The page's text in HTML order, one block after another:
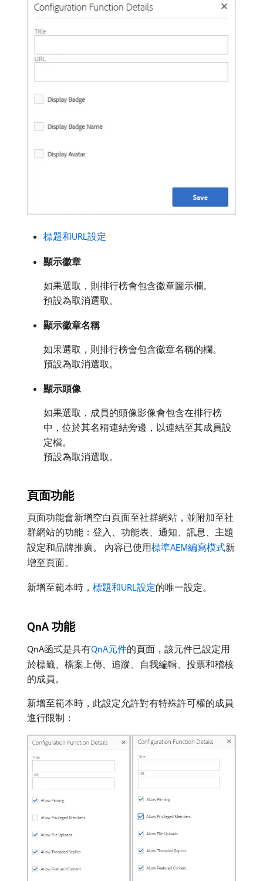
標題和URL設定
顯示徽章
如果選取，則排行榜會包含徽章圖示欄。
預設為取消選取。
顯示徽章名稱
如果選取，則排行榜會包含徽章名稱的欄。
預設為取消選取。
顯示頭像
如果選取，成員的頭像影像會包含在排行榜
中，位於其名稱連結旁邊，以連結至其成員設
定檔。
預設為取消選取。
頁面功能
頁面功能會新增空白頁面至社群網站，並附加至社
群網站的功能：登入、功能表、通知、訊息、主題
設定和品牌推廣。 內容已使用標準AEM編寫模式新
增至頁面。
新增至範本時， 標題和URL設定的唯一設定。
QnA 功能
QnA函式是具有QnA元件的頁面，該元件已設定用
於標籤、檔案上傳、追蹤、自我編輯、投票和稽核
的成員。
新增至範本時，此設定允許對有特殊許可權的成員
進行限制：